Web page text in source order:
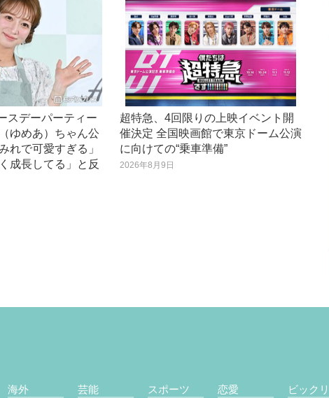
スデーパーティー
ゆめあ）ちゃん公
れで可愛すぎる」
成長してる」と反
超特急、4回限りの上映イベント開
催決定 全国映画館で東京ドーム公演
に向けての“乗車準備”
2026年8月9日
海外 芸能 スポーツ 恋愛 ビックリ